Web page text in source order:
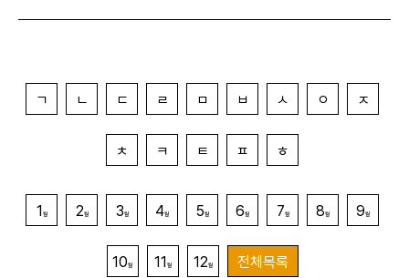
ㄱ ㄴ ㄷ ㄹ ㅁ ㅂ ㅅ ㅇ ㅈ
ㅊ ㅋ ㅌ ㅍ ㅎ
1 월 2월 3월 4월 5월 6월 7월 8월 9월
10월 11 월 12월 전체목록